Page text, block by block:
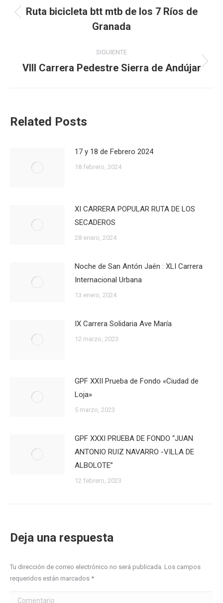
entre
publicacionesanterior:
Ruta bicicleta btt mtb de los 7 Ríos de
Granada
SIGUIENTE
Publicación
VIII Carrera Pedestre Sierra de Andújar
Related Posts
17 y 18 de Febrero 2024
18 febrero, 2024
XI CARRERA POPULAR RUTA DE LOS
SECADEROS
28 enero, 2024
Noche de San Antón Jaén : XLI Carrera
Internacional Urbana
13 enero, 2024
IX Carrera Solidaria Ave María
12 marzo, 2023
GPF XXII Prueba de Fondo «Ciudad de
Loja»
5 marzo, 2023
GPF XXXI PRUEBA DE FONDO “JUAN
ANTONIO RUIZ NAVARRO -VILLA DE
ALBOLOTE”
12 febrero, 2023
Deja una respuesta
Tu dirección de correo electrónico no será publicada. Los campos
requeridos están marcados *
Comentario